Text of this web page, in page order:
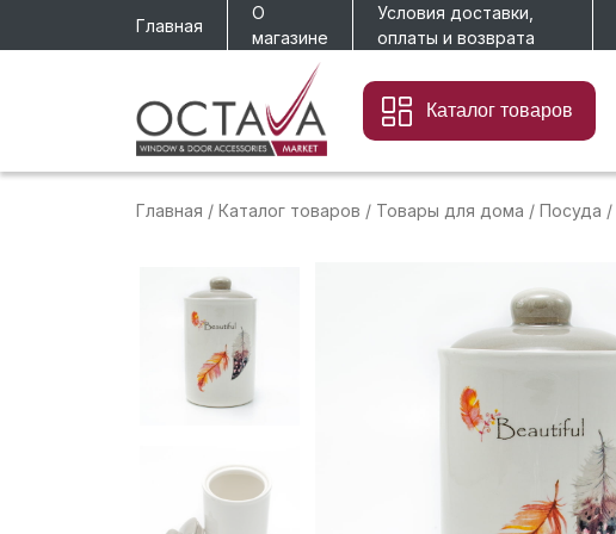
Главная
О
магазине
Условия доставки,
оплаты и возврата
Каталог товаров
Главная / Каталог товаров / Товары для дома / Посуда /